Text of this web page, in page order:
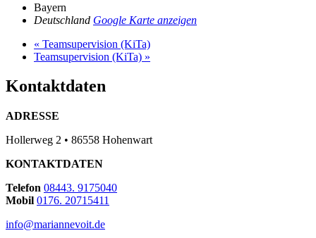
Bayern
Deutschland Google Karte anzeigen
« Teamsupervision (KiTa)
Teamsupervision (KiTa) »
Kontaktdaten
ADRESSE
Hollerweg 2 • 86558 Hohenwart
KONTAKTDATEN
Telefon 08443. 9175040
Mobil 0176. 20715411
info@mariannevoit.de